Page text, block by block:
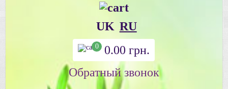
UK RU
0 0.00грн.